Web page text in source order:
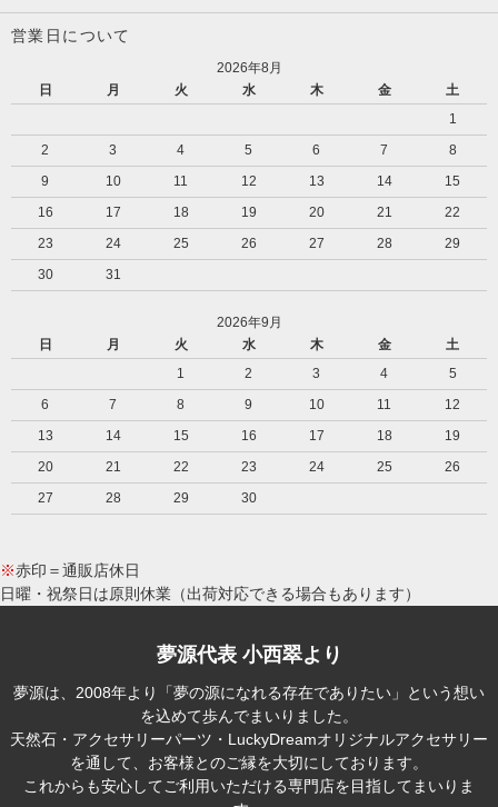
営業日について
2026年8月
日
月 火 水 木 金
土
1
2
3 4 5 6 7
8
9
10 11 12 13 14
15
16
17 18 19 20 21
22
23
24 25 26 27 28
29
30
31
2026年9月
日
月 火 水 木 金
土
1
2 3 4
5
6
7 8 9 10 11
12
13
14 15 16 17 18
19
20
21 22 23 24 25
26
27
28 29 30
※赤印＝通販店休日
日曜・祝祭日は原則休業（出荷対応できる場合もあります）
夢源代表 小西翠より
夢源は、2008年より「夢の源になれる存在でありたい」という想い
を込めて歩んでまいりました。
天然石・アクセサリーパーツ・LuckyDreamオリジナルアクセサリー
を通して、お客様とのご縁を大切にしております。
これからも安心してご利用いただける専門店を目指してまいりま